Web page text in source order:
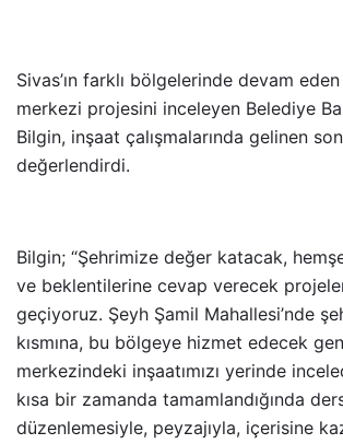
Sivas’ın farklı bölgelerinde devam
merkezi projesini inceleyen Belediye
Bilgin, inşaat çalışmalarında gelinen
değerlendirdi.
Bilgin; “Şehrimize değer katacak,
ve beklentilerine cevap verecek
geçiyoruz. Şeyh Şamil Mahallesi’nde
kısmına, bu bölgeye hizmet edecek
merkezindeki inşaatımızı yerinde
kısa bir zamanda tamamlandığında
düzenlemesiyle, peyzajıyla, içerisine